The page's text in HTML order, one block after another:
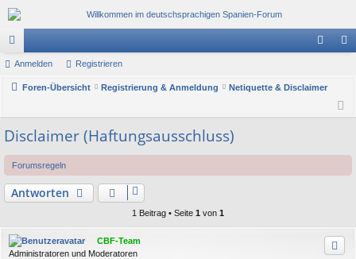
or
en m
rie
Anmelden Registrieren
Foren-Übersicht Registrierung & Anmeldung Netiquette & Disclaimer
Disclaimer (Haftungsausschluss)
Forumsregeln
Antworten
1 Beitrag • Seite 1 von 1
CBF-Team
Administratoren und Moderatoren